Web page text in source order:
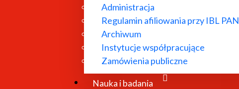
Administracja
Regulamin afiliowania przy IBL PAN
Archiwum
Instytucje współpracujące
Zamówienia publiczne
Nauka i badania